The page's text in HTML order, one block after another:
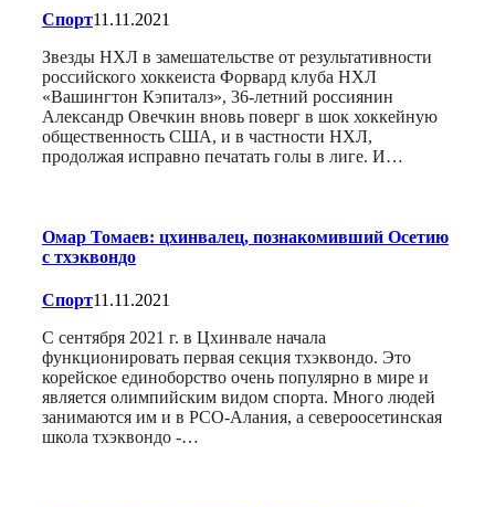
Спорт11.11.2021
Звезды НХЛ в замешательстве от результативности
российского хоккеиста Форвард клуба НХЛ
«Вашингтон Кэпиталз», 36-летний россиянин
Александр Овечкин вновь поверг в шок хоккейную
общественность США, и в частности НХЛ,
продолжая исправно печатать голы в лиге. И…
Омар Томаев: цхинвалец, познакомивший Осетию
с тхэквондо
Спорт11.11.2021
С сентября 2021 г. в Цхинвале начала
функционировать первая секция тхэквондо. Это
корейское единоборство очень популярно в мире и
является олимпийским видом спорта. Много людей
занимаются им и в РСО-Алания, а североосетинская
школа тхэквондо -…